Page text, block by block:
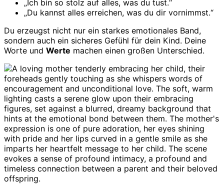
„Ich bin so stolz auf alles, was du tust.“
„Du kannst alles erreichen, was du dir vornimmst.“
Du erzeugst nicht nur ein starkes emotionales Band,
sondern auch ein sicheres Gefühl für dein Kind. Deine
Worte und Werte machen einen großen Unterschied.